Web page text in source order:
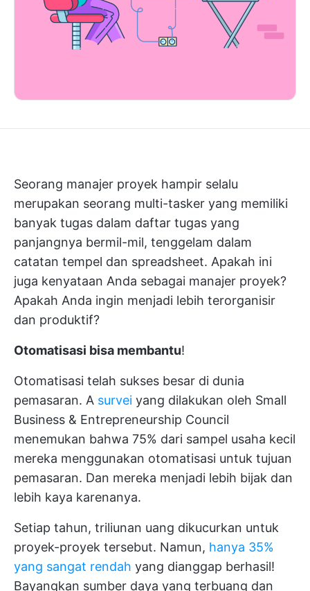
Seorang manajer proyek hampir selalu
merupakan seorang multi-tasker yang memiliki
banyak tugas dalam daftar tugas yang
panjangnya bermil-mil, tenggelam dalam
catatan tempel dan spreadsheet. Apakah ini
juga kenyataan Anda sebagai manajer proyek?
Apakah Anda ingin menjadi lebih terorganisir
dan produktif?
Otomatisasi bisa membantu!
Otomatisasi telah sukses besar di dunia
pemasaran. A survei yang dilakukan oleh Small
Business & Entrepreneurship Council
menemukan bahwa 75% dari sampel usaha kecil
mereka menggunakan otomatisasi untuk tujuan
pemasaran. Dan mereka menjadi lebih bijak dan
lebih kaya karenanya.
Setiap tahun, triliunan uang dikucurkan untuk
proyek-proyek tersebut. Namun, hanya 35%
yang sangat rendah yang dianggap berhasil!
Bayangkan sumber daya yang terbuang dan